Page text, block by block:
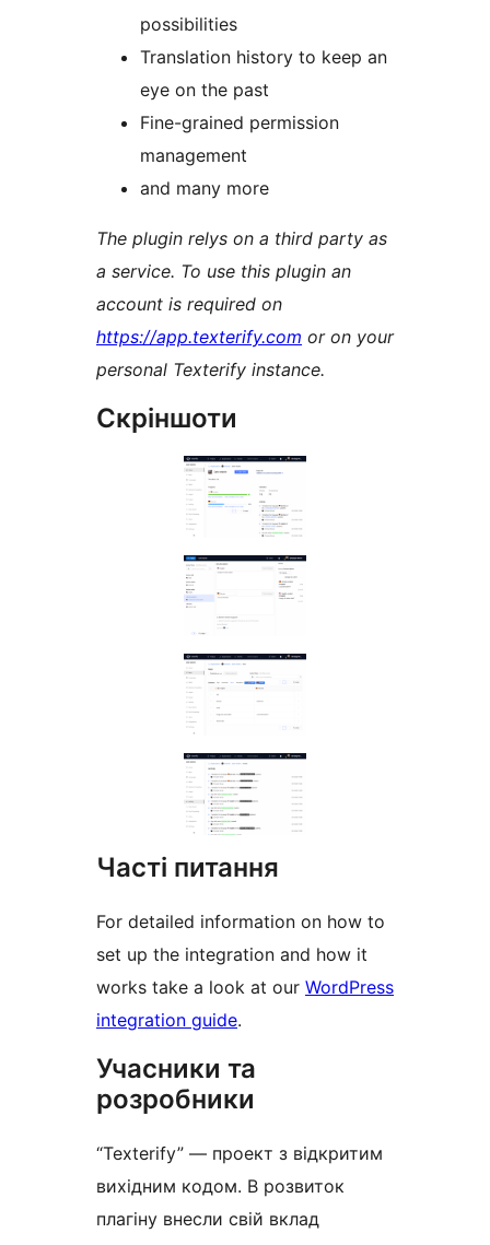
possibilities
Translation history to keep an
eye on the past
Fine-grained permission
management
and many more
The plugin relys on a third party as
a service. To use this plugin an
account is required on
https://app.texterify.com or on your
personal Texterify instance.
Скріншоти
Часті питання
For detailed information on how to
set up the integration and how it
works take a look at our WordPress
integration guide.
Учасники та
розробники
“Texterify” — проект з відкритим
вихідним кодом. В розвиток
плагіну внесли свій вклад